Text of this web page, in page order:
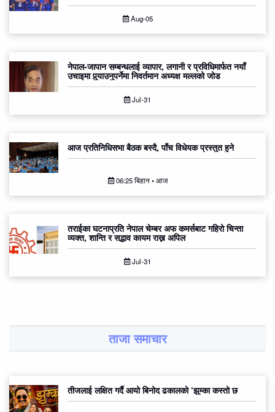
Aug-05
नेपाल-जापान सम्बन्धलाई व्यापार, लगानी र प्रविधिमार्फत नयाँ
उचाइमा पुर्‍याउनुपर्नेमा निवर्तमान अध्यक्ष मल्लको जोड
Jul-31
आज प्रतिनिधिसभा बैठक बस्दै, पाँच विधेयक प्रस्तुत हुने
06:25 बिहान • आज
तराईका घटनाप्रति नेपाल चेम्बर अफ कमर्सबाट गहिरो चिन्ता
व्यक्त, शान्ति र सद्भाव कायम राख्न अपिल
Jul-31
ताजा समाचार
तीजलाई लक्षित गर्दै आयो बिनोद ढकालको ‘झुम्का कस्तो छ